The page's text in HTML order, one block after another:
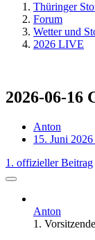
Thüringer
Forum
Wetter und
2026 LIVE
2026-06-16
Anton
15. Juni
1. offizieller Beitrag
Anton
1.